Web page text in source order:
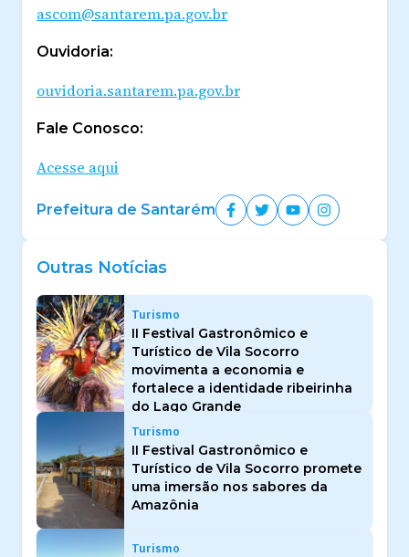
ascom@santarem.pa.gov.br
Ouvidoria:
ouvidoria.santarem.pa.gov.br
Fale Conosco:
Acesse aqui
Prefeitura de Santarém
Outras Notícias
Turismo
II Festival Gastronômico e
Turístico de Vila Socorro
movimenta a economia e
fortalece a identidade ribeirinha
do Lago Grande
Turismo
II Festival Gastronômico e
Turístico de Vila Socorro promete
uma imersão nos sabores da
Amazônia
Turismo